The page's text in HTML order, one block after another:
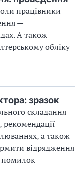
працівники
—
А також
обліку
зразок
складання
а також
відрядження
помилок